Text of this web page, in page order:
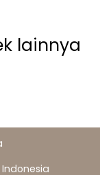
lainnya
Indonesia